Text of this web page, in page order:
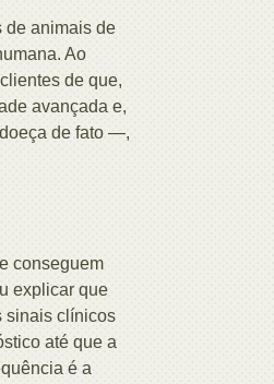
de animais de
Ao
de que,
avançada e,
de fato —,
conseguem
explicar que
sinais clínicos
até que a
é a